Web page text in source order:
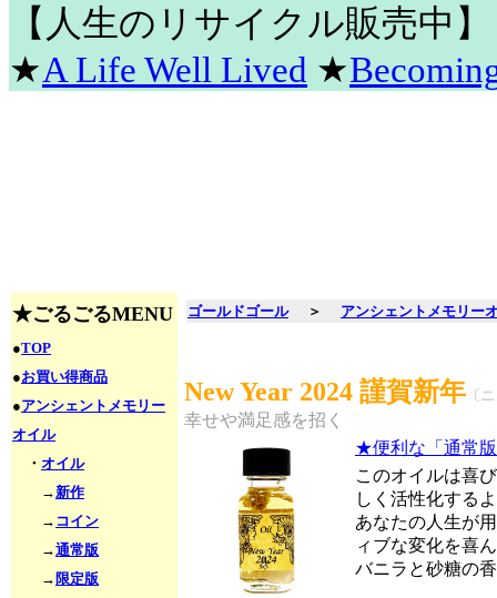
【人生のリサイクル販売中】
★A Life Well Lived ★
★ごるごるMENU
●TOP
●お買い得商品
●アンシェントメモリー
オイル
・ オイル
→新作
→ コイン
→通常版
→ 限定版
ゴールドゴール ＞ アンシェントメモリー
New Year 2024 謹賀新年 〔
幸せや満足感を招く
★便利な「通常
このオイルは喜
しく活性化する
あなたの人生が
ィブな変化を喜
バニラと砂糖の